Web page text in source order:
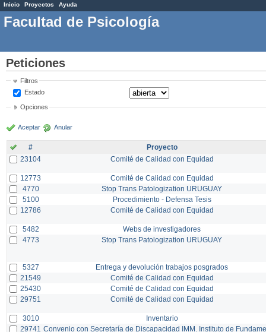
Inicio Proyectos Ayuda
Facultad de Psicología
Peticiones
Filtros
Estado
Opciones
Aceptar Anular
#
Proyecto
23104
Comité de Calidad con Equidad
12773
Comité de Calidad con Equidad
4770
Stop Trans Patologization URUGUAY
5100
Procedimiento - Defensa Tesis
12786
Comité de Calidad con Equidad
5482
Webs de investigadores
4773
Stop Trans Patologization URUGUAY
5327
Entrega y devolución trabajos posgrados
21549
Comité de Calidad con Equidad
25430
Comité de Calidad con Equidad
29751
Comité de Calidad con Equidad
3010
Inventario
29741 Convenio con Secretaría de Discapacidad IMM. Instituto de